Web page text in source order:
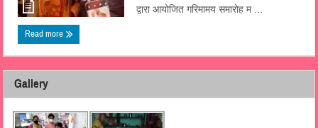
द्वारा आयोजित गरिमामय समारोह म ...
Read more
Gallery